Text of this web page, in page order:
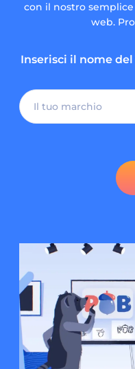
con il nostro
web.
Inserisci il nome